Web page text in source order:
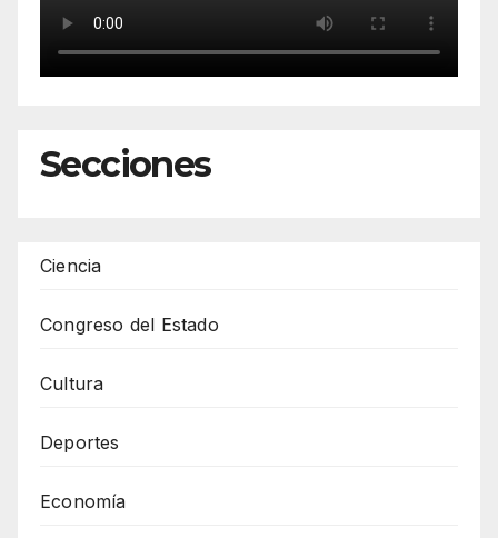
Secciones
Ciencia
Congreso del Estado
Cultura
Deportes
Economía